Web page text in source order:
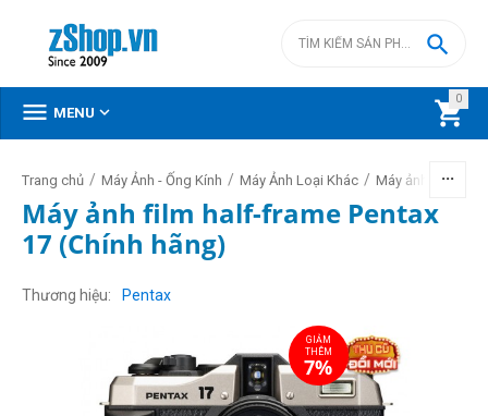
0


 MENU 
Trang chủ / Máy Ảnh - Ống Kính / Máy Ảnh Loại Khác / Máy ảnh chụp
Máy ảnh film half-frame Pentax
17 (Chính hãng)
Thương hiệu Pentax